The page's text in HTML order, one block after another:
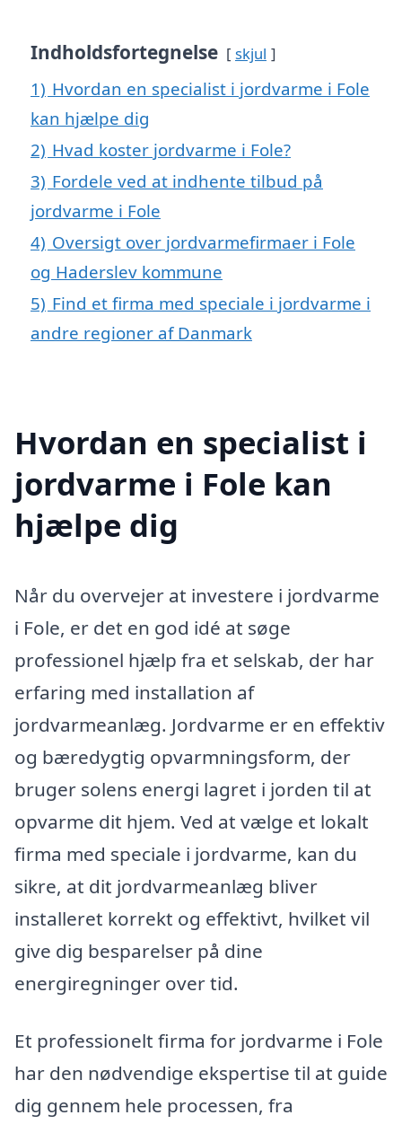
Indholdsfortegnelse skjul
1) Hvordan en specialist i jordvarme i Fole
kan hjælpe dig
2) Hvad koster jordvarme i Fole?
3) Fordele ved at indhente tilbud på
jordvarme i Fole
4) Oversigt over jordvarmefirmaer i Fole
og Haderslev kommune
5) Find et firma med speciale i jordvarme i
andre regioner af Danmark
Hvordan en specialist i
jordvarme i Fole kan
hjælpe dig
Når du overvejer at investere i jordvarme
i Fole, er det en god idé at søge
professionel hjælp fra et selskab, der har
erfaring med installation af
jordvarmeanlæg. Jordvarme er en effektiv
og bæredygtig opvarmningsform, der
bruger solens energi lagret i jorden til at
opvarme dit hjem. Ved at vælge et lokalt
firma med speciale i jordvarme, kan du
sikre, at dit jordvarmeanlæg bliver
installeret korrekt og effektivt, hvilket vil
give dig besparelser på dine
energiregninger over tid.
Et professionelt firma for jordvarme i Fole
har den nødvendige ekspertise til at guide
dig gennem hele processen, fra